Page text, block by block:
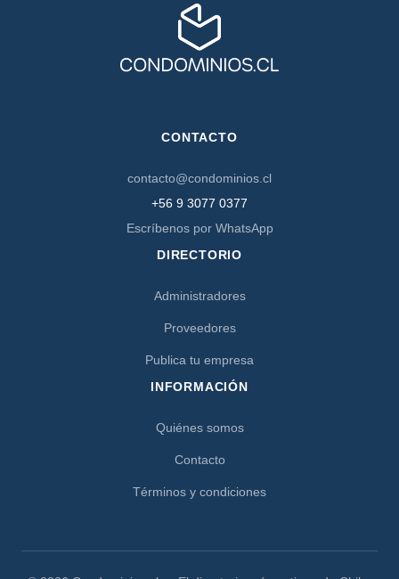
CONTACTO
contacto@condominios.cl
+56 9 3077 0377
Escríbenos por WhatsApp
DIRECTORIO
Administradores
Proveedores
Publica tu empresa
INFORMACIÓN
Quiénes somos
Contacto
Términos y condiciones